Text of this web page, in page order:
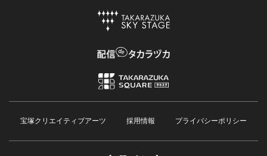
宝塚クリエイティブアーツ 採用情報 プライバシーポリシー